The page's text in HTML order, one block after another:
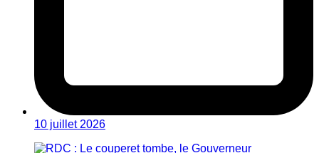
10 juillet 2026